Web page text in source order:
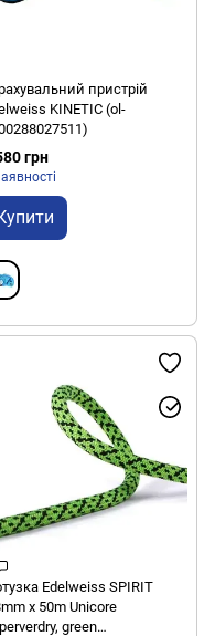
пристрій
KINETIC (ol-
грн
Edelweiss SPIRIT
x 50m Unicore
green